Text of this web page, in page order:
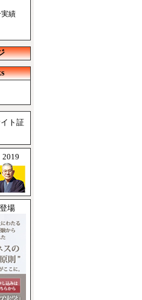
績
ト証
2019
場